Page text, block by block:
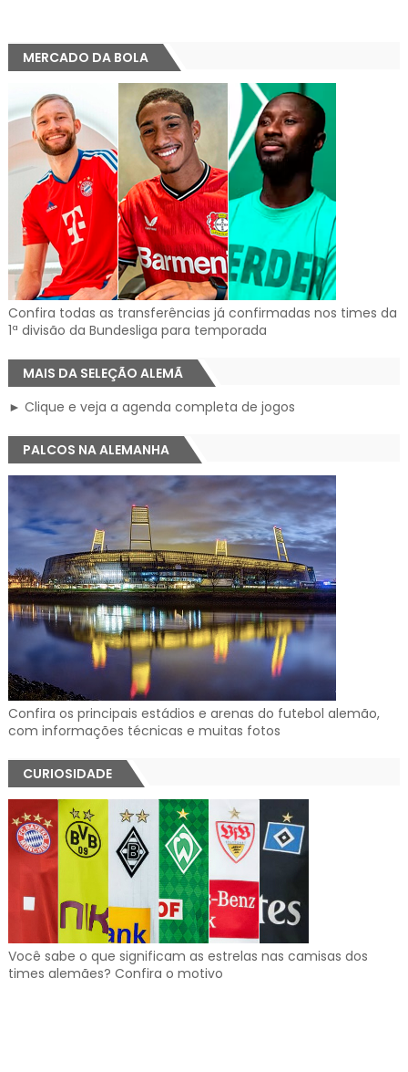
MERCADO DA BOLA
Confira todas as transferências já confirmadas nos times da
1ª divisão da Bundesliga para temporada
MAIS DA SELEÇÃO ALEMÃ
► Clique e veja a agenda completa de jogos
PALCOS NA ALEMANHA
Confira os principais estádios e arenas do futebol alemão,
com informações técnicas e muitas fotos
CURIOSIDADE
Você sabe o que significam as estrelas nas camisas dos
times alemães? Confira o motivo